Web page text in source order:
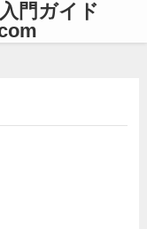
門ガイド